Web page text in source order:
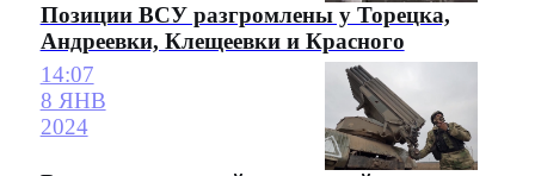
Позиции ВСУ разгромлены у Торецка,
Андреевки, Клещеевки и Красного
14:07
8 ЯНВ
2024